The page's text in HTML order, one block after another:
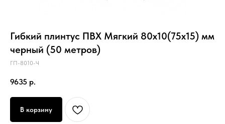
Гибкий плинтус ПВХ Мягкий 80х10(75x15) мм
черный (50 метров)
ГП-8010-Ч
9635 р.
В корзину